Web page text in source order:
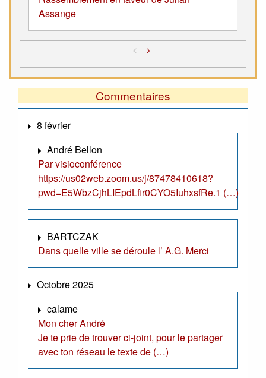
Assange
< >
Commentaires
8 février
André Bellon
Par visioconférence
https://us02web.zoom.us/j/87478410618?
pwd=E5WbzCjhLIEpdLfir0CYO5IuhxsfRe.1 (…)
BARTCZAK
Dans quelle ville se déroule l’ A.G. Merci
Octobre 2025
calame
Mon cher André
Je te prie de trouver ci-joint, pour le partager
avec ton réseau le texte de (…)